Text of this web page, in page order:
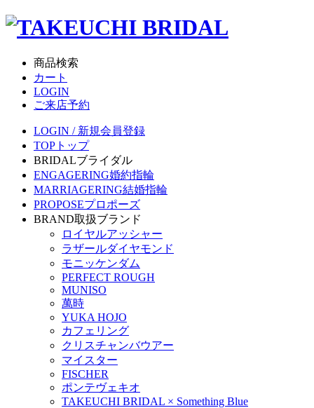
商品検索
カート
LOGIN
ご来店予約
LOGIN / 新規会員登録
TOP トップ
BRIDALブライダル
ENGAGERING婚約指輪
MARRIAGERING結婚指輪
PROPOSEプロポーズ
BRAND取扱ブランド
ロイヤルアッシャー
ラザールダイヤモンド
モニッケンダム
PERFECT ROUGH
MUNISO
萬時
YUKA HOJO
カフェリング
クリスチャンバウアー
マイスター
FISCHER
ポンテヴェキオ
TAKEUCHI BRIDAL × Something Blue